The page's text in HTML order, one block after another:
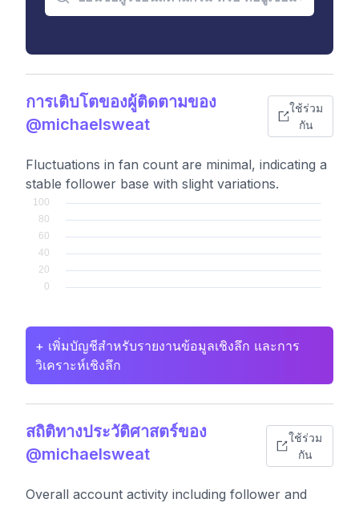
การเติบโตของผู้ติดตามของ
@michaelsweat
ใช้ร่วม
กัน
Fluctuations in fan count are minimal, indicating a
stable follower base with slight variations.
+ เพิ่มบัญชีสำหรับรายงานข้อมูลเชิงลึก และการ
วิเคราะห์เชิงลึก
สถิติทางประวัติศาสตร์ของ
@michaelsweat
ใช้ร่วม
กัน
Overall account activity including follower and